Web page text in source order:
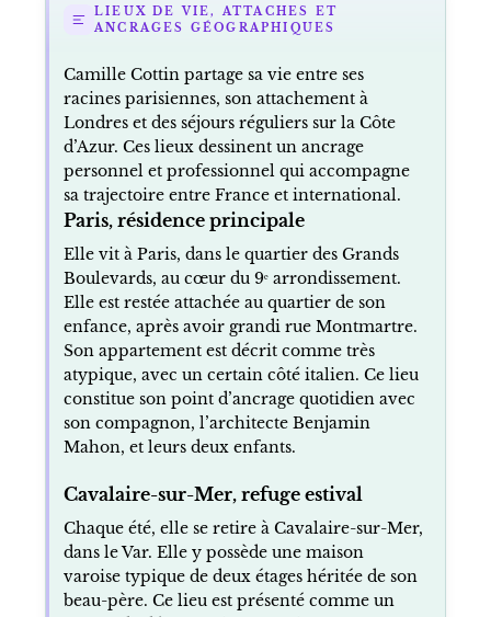
LIEUX DE VIE, ATTACHES ET
ANCRAGES GÉOGRAPHIQUES
Camille Cottin partage sa vie entre ses
racines parisiennes, son attachement à
Londres et des séjours réguliers sur la Côte
d’Azur. Ces lieux dessinent un ancrage
personnel et professionnel qui accompagne
sa trajectoire entre France et international.
Paris, résidence principale
Elle vit à Paris, dans le quartier des Grands
Boulevards, au cœur du 9ᵉ arrondissement.
Elle est restée attachée au quartier de son
enfance, après avoir grandi rue Montmartre.
Son appartement est décrit comme très
atypique, avec un certain côté italien. Ce lieu
constitue son point d’ancrage quotidien avec
son compagnon, l’architecte Benjamin
Mahon, et leurs deux enfants.
Cavalaire-sur-Mer, refuge estival
Chaque été, elle se retire à Cavalaire-sur-Mer,
dans le Var. Elle y possède une maison
varoise typique de deux étages héritée de son
beau-père. Ce lieu est présenté comme un